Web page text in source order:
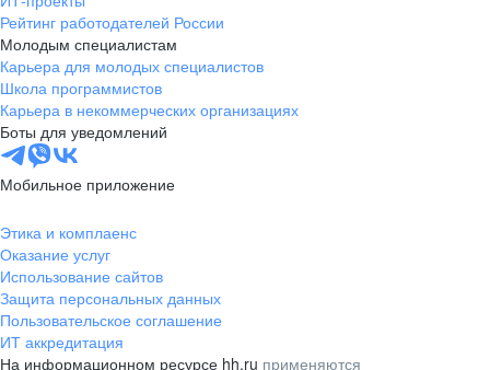
Рейтинг работодателей России
Молодым специалистам
Карьера для молодых специалистов
Школа программистов
Карьера в некоммерческих организациях
Боты для уведомлений
Мобильное приложение
Этика и комплаенс
Оказание услуг
Использование сайтов
Защита персональных данных
Пользовательское соглашение
ИТ аккредитация
На информационном ресурсе hh.ru применяются